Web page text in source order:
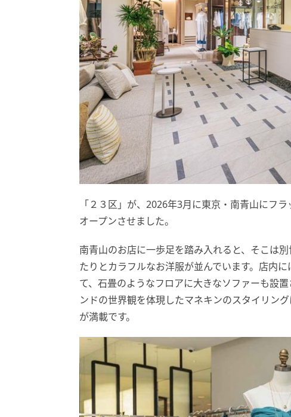
「２３区」が、2026年3月に東京・南青山にフ
オープンさせました。
南青山のお店に一歩足を踏み入れると、そこは
たりとカラフルなお洋服が並んでいます。店内
て、石畳のようなフロアに大きなソファーも設
ンドの世界観を体現したマネキンのスタイリン
が満載です。